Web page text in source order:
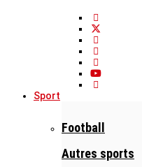
Sport
Football
Autres sports